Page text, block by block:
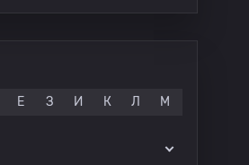
Е З И К Л М